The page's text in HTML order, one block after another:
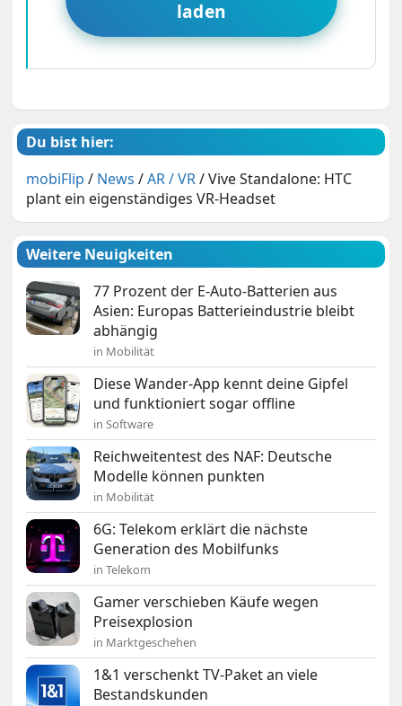
laden
Du bist hier:
mobiFlip / News /AR / VR/Vive Standalone: HTC
plant ein eigenständiges VR-Headset
Weitere Neuigkeiten
77 Prozent der E-Auto-Batterien aus
Asien: Europas Batterieindustrie bleibt
abhängig
in Mobilität
Diese Wander-App kennt deine Gipfel
und funktioniert sogar offline
in Software
Reichweitentest des NAF: Deutsche
Modelle können punkten
in Mobilität
6G: Telekom erklärt die nächste
Generation des Mobilfunks
in Telekom
Gamer verschieben Käufe wegen
Preisexplosion
in Marktgeschehen
1&1 verschenkt TV-Paket an viele
Bestandskunden